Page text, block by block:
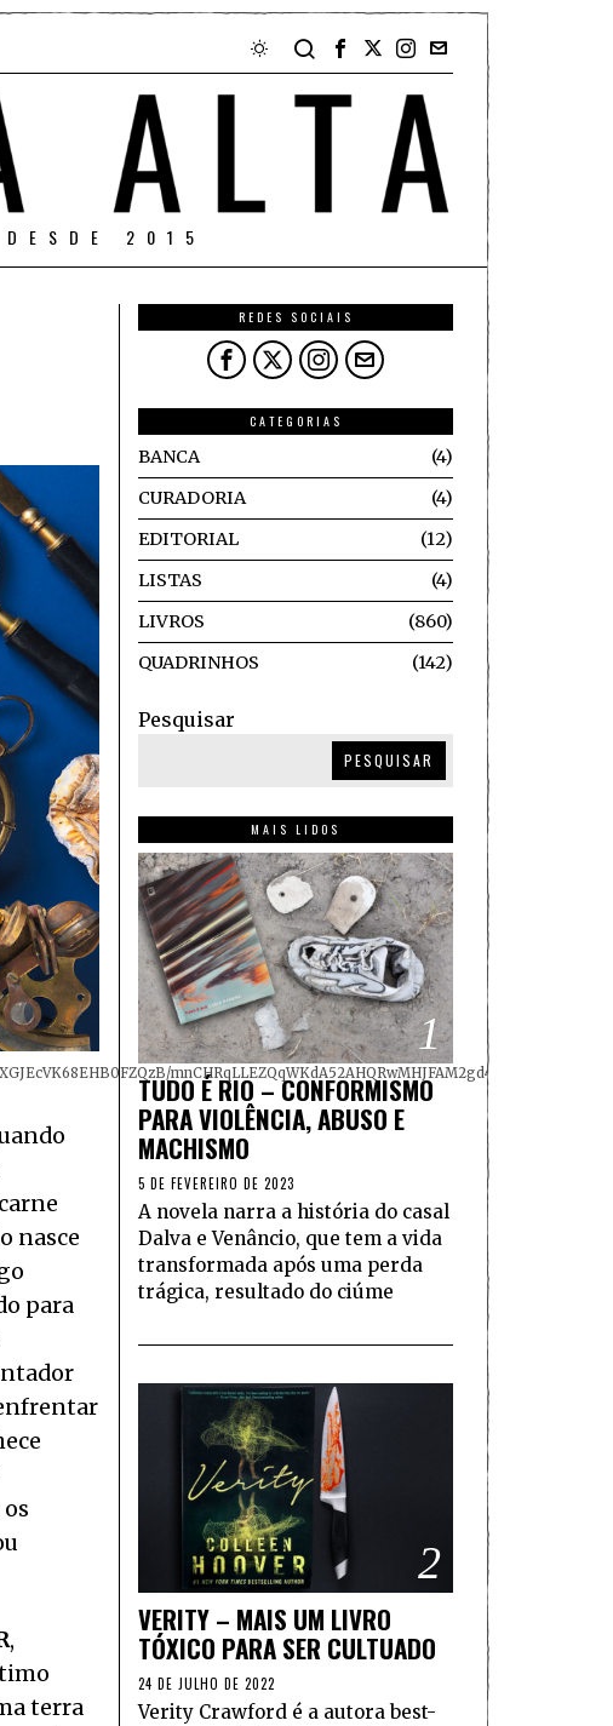
2015
nasce
para
,
terra
REDES SOCIAIS
CATEGORIAS
BANCA
4
CURADORIA
4
EDITORIAL
12
LISTAS
4
LIVROS
860
QUADRINHOS
142
Pesquisar
PESQUISAR
MAIS LIDOS
1
TUDO É RIO – CONFORMISMO
PARA VIOLÊNCIA, ABUSO E
MACHISMO
5 DE FEVEREIRO DE 2023
A novela narra a história do casal
Dalva e Venâncio, que tem a vida
transformada após uma perda
trágica, resultado do ciúme
2
VERITY – MAIS UM LIVRO
TÓXICO PARA SER CULTUADO
24 DE JULHO DE 2022
Verity Crawford é a autora best-